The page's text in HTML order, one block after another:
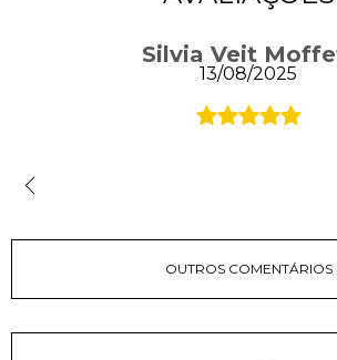
Silvia Veit
13/08/2025
OUTROS COMENTÁRIOS